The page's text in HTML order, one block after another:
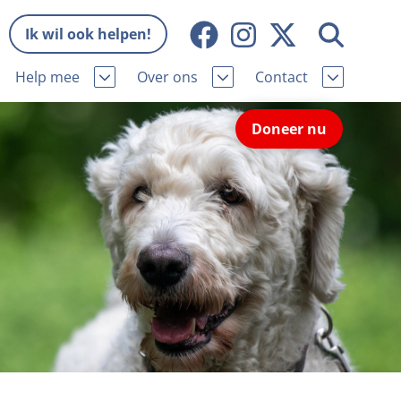
Ik wil ook helpen!
Help mee Over ons
Missie en visie
Wat wij doen
Onze organisatie
Samenwerking
Bekende vrienden
Vacatures
Donateursmagazine Hond
Contact
Contactgegevens
Pers
Nieuws
Veelgestelde vragen
Melding hondenleed
Nieuwsbrief
Incassodata
Doneer nu